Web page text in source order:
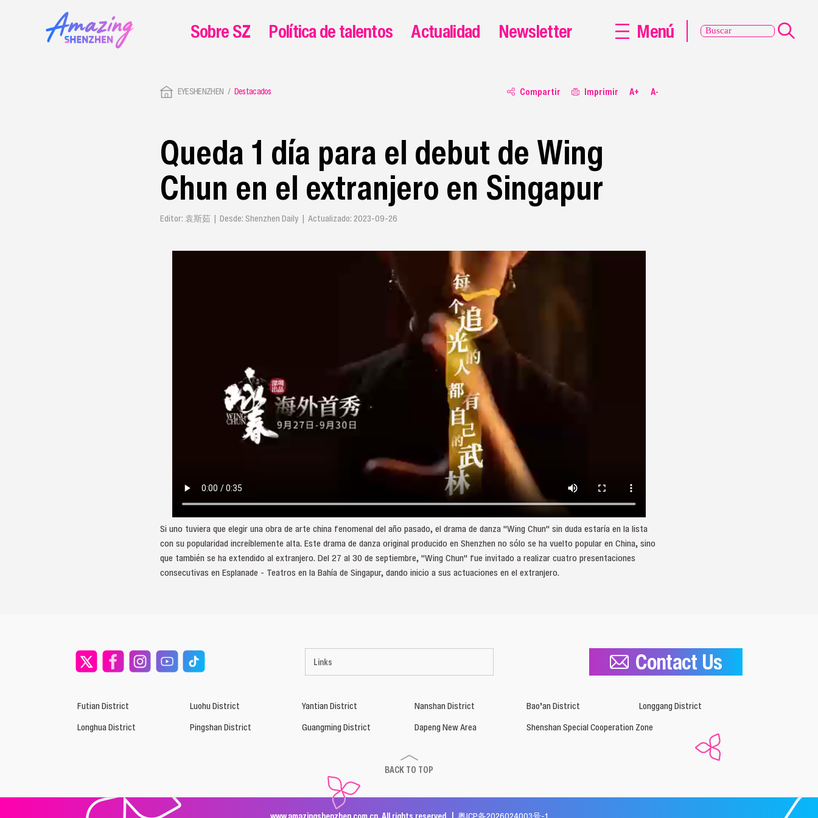
EYESHENZHEN Destacados Compartir Imprimir A+ A-
Queda 1 día para el debut de Wing
Chun en el extranjero en Singapur
Editor: 袁斯茹 | Desde: Shenzhen Daily | Actualizado: 2023-09-26
Si uno tuviera que elegir una obra de arte china fenomenal del año pasado, el drama de danza "Wing Chun" sin duda estaría en la lista
con su popularidad increíblemente alta. Este drama de danza original producido en Shenzhen no sólo se ha vuelto popular en China, sino
que también se ha extendido al extranjero. Del 27 al 30 de septiembre, "Wing Chun" fue invitado a realizar cuatro presentaciones
consecutivas en Esplanade - Teatros en la Bahía de Singapur, dando inicio a sus actuaciones en el extranjero.
Sobre SZ Política de talentos Actualidad Newsletter Menú
Links Contact Us
Futian District Luohu District Yantian District Nanshan District Bao’an District
Longgang District
Longhua District
Pingshan District Guangming District Dapeng New Area Shenshan Special Cooperation Zone
BACK TO TOP